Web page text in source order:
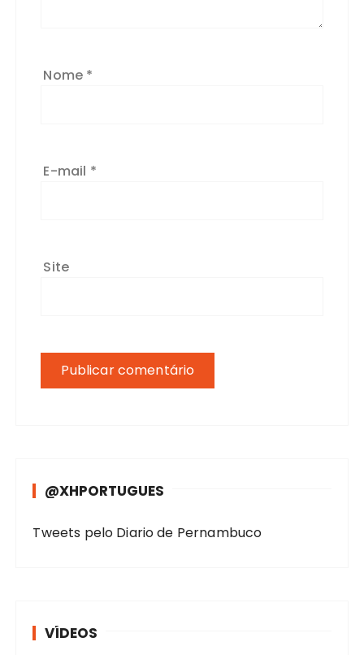
Nome *
E-mail *
Site
@XHPORTUGUES
Tweets pelo Diario de Pernambuco
VÍDEOS